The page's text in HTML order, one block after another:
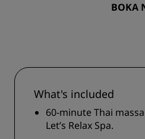
BOKA
What's included
60-minute Thai
Let’s Relax Spa.